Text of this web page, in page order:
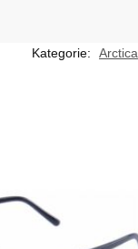
Kategorie: Arctica